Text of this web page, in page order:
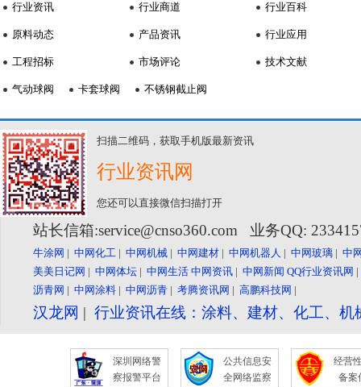
行业资讯
原料动态
工程招标
行业商道
产品资讯
市场评论
行业百科
行业应用
技术文献
气动球阀 卡套球阀 不锈钢截止阀
扫描二维码，获取手机版最新资讯
行业资讯网
您还可以直接微信扫描打开
站长信箱:service@cnso360.com 业务QQ:
牛涂网 | 中网化工 | 中网机械 | 中网建材 | 中网机器人 | 中网玻璃 | 中
美美日记网 | 中网体坛 | 中网生活 中网资讯 | 中网新闻 QQ行业资讯网
沥青网 | 中网涂料 | 中网沥青 | 考腾资讯网 | 高鹏科技网 |
汉龙网 | 行业资讯在线：涂料、建材、化工、
深圳网络警
察报警平台
公共信息安
全网络监察
经营
备案